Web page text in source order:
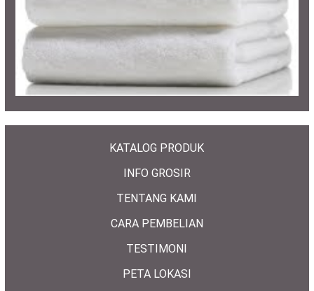
KATALOG PRODUK
INFO GROSIR
TENTANG KAMI
CARA PEMBELIAN
TESTIMONI
PETA LOKASI